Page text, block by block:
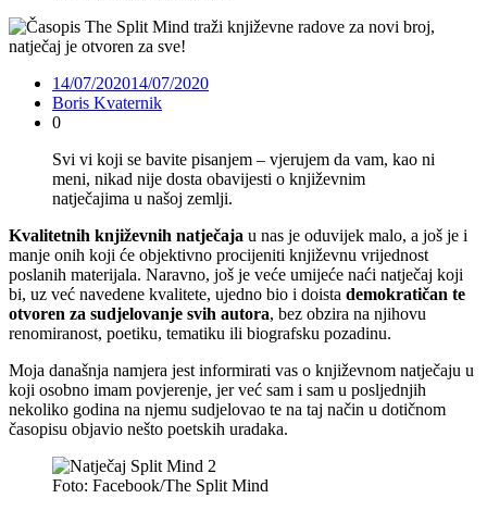
14/07/202014/07/2020
Boris Kvaternik
0
Svi vi koji se bavite pisanjem – vjerujem da vam, kao ni
meni, nikad nije dosta obavijesti o književnim
natječajima u našoj zemlji.
Kvalitetnih književnih natječaja u nas je oduvijek malo, a još je i
manje onih koji će objektivno procijeniti književnu vrijednost
poslanih materijala. Naravno, još je veće umijeće naći natječaj koji
bi, uz već navedene kvalitete, ujedno bio i doista demokratičan te
otvoren za sudjelovanje svih autora, bez obzira na njihovu
renomiranost, poetiku, tematiku ili biografsku pozadinu.
Moja današnja namjera jest informirati vas o književnom natječaju u
koji osobno imam povjerenje, jer već sam i sam u posljednjih
nekoliko godina na njemu sudjelovao te na taj način u dotičnom
časopisu objavio nešto poetskih uradaka.
Foto: Facebook/The Split Mind